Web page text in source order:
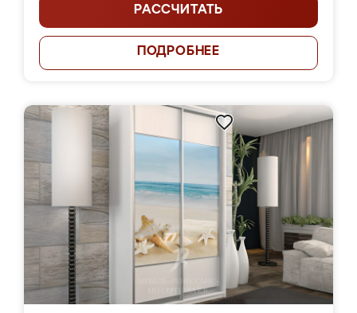
РАССЧИТАТЬ
ПОДРОБНЕЕ